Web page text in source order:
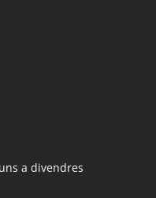
a divendres